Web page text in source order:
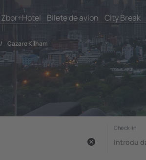
Zbor+Hotel Bilete de avion City Break
/ Cazare Kilham